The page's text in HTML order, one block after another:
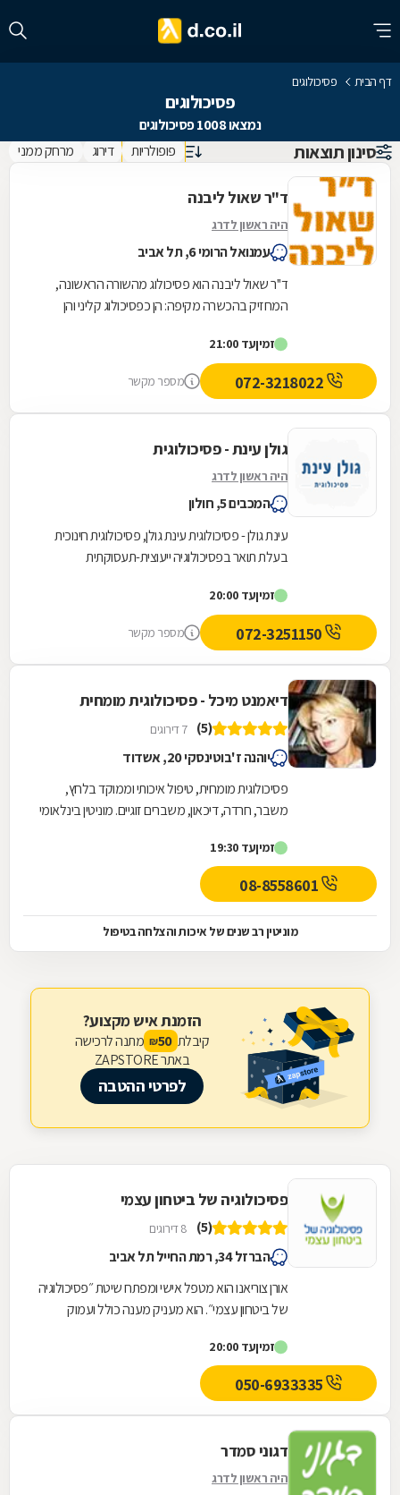
דף הבית פסיכולוגים
פסיכולוגים
נמצאו 1008 פסיכולוגים
סינון תוצאות פופולריות דירוג מרחק ממני
ד"ר שאול ליבנה
היה ראשון לדרג
עמנואל הרומי 6, תל אביב
ד''ר שאול ליבנה הוא פסיכולוג מהשורה הראשונה,
המחזיק בהכשרה מקיפה: הן כפסיכולוג קליני והן
זמיןעד 21:00
מספר מקשר
גולן עינת - פסיכולוגית
היה ראשון לדרג
המכבים 5, חולון
עינת גולן - פסיכולוגית עינת גולן, פסיכולוגית חינוכית
בעלת תואר בפסיכולוגיה ייעוצית-תעסוקתית
זמיןעד 20:00
מספר מקשר
דיאמנט מיכל - פסיכולוגית מומחית
(5) 7 דירוגים
יוהנה ז'בוטינסקי 20, אשדוד
פסיכולוגית מומחית, טיפול איכותי וממוקד בלחץ,
משבר, חרדה, דיכאון, משברים זוגיים. מוניטין בינלאומי
זמיןעד 19:30
מוניטין רב שנים של איכות והצלחה בטיפול
הזמנת איש מקצוע?
קיבלת 50
₪ מתנה לרכישה
באתר ZAPSTORE
לפרטי ההטבה
פסיכולוגיה של ביטחון עצמי
(5) 8 דירוגים
הברזל 34, רמת החייל תל אביב
אורן צוריאנו הוא מטפל אישי ומפתח שיטת ״פסיכולוגיה
של ביטחון עצמי״. הוא מעניק מענה כולל ועמוק
זמיןעד 20:00
דגוני סמדר
היה ראשון לדרג